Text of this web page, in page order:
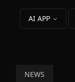
AI APP
NEWS